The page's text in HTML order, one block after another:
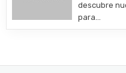
descubre
para…